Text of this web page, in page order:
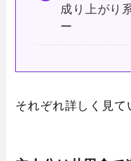
成り上がり
ー
それぞれ詳しく見て